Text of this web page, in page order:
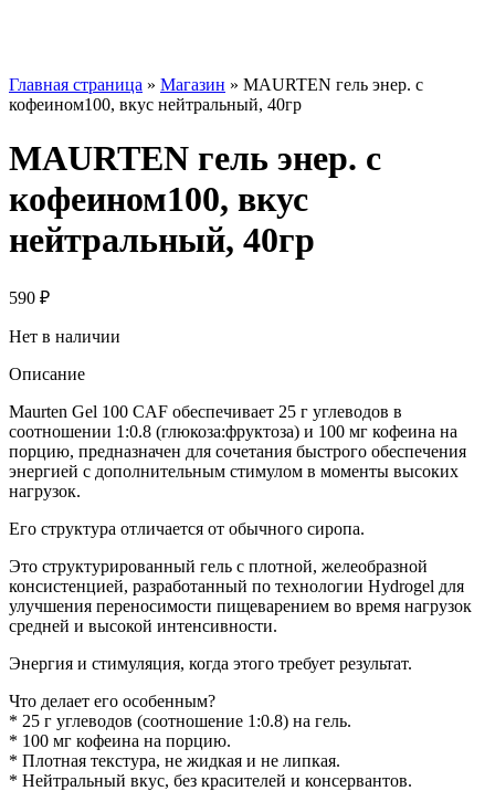
Главная страница » Магазин » MAURTEN гель энер. с
кофеином100, вкус нейтральный, 40гр
MAURTEN гель энер. с
кофеином100, вкус
нейтральный, 40гр
590 ₽
Нет в наличии
Описание
Maurten Gel 100 CAF обеспечивает 25 г углеводов в
соотношении 1:0.8 (глюкоза:фруктоза) и 100 мг кофеина на
порцию, предназначен для сочетания быстрого обеспечения
энергией с дополнительным стимулом в моменты высоких
нагрузок.
Его структура отличается от обычного сиропа.
Это структурированный гель с плотной, желеобразной
консистенцией, разработанный по технологии Hydrogel для
улучшения переносимости пищеварением во время нагрузок
средней и высокой интенсивности.
Энергия и стимуляция, когда этого требует результат.
Что делает его особенным?
* 25 г углеводов (соотношение 1:0.8) на гель.
* 100 мг кофеина на порцию.
* Плотная текстура, не жидкая и не липкая.
* Нейтральный вкус, без красителей и консервантов.